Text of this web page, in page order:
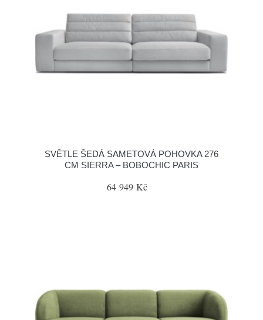
SVĚTLE ŠEDÁ SAMETOVÁ POHOVKA 276
CM SIERRA – BOBOCHIC PARIS
64 949 Kč